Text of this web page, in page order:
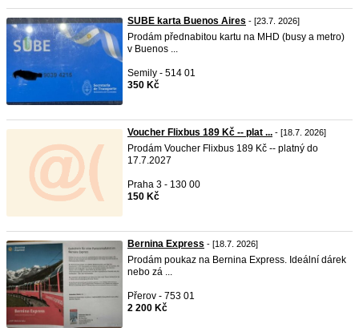
SUBE karta Buenos Aires - [23.7. 2026]
Prodám přednabitou kartu na MHD (busy a metro)
v Buenos ...
Semily - 514 01
350 Kč
Voucher Flixbus 189 Kč -- plat ... - [18.7. 2026]
Prodám Voucher Flixbus 189 Kč -- platný do
17.7.2027
Praha 3 - 130 00
150 Kč
Bernina Express - [18.7. 2026]
Prodám poukaz na Bernina Express. Ideální dárek
nebo zá ...
Přerov - 753 01
2 200 Kč